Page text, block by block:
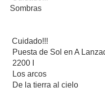
de Sol en A
2200 I
Los arcos
la tierra al cielo